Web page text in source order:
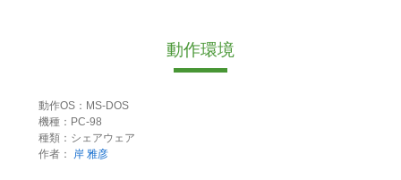
動作環境
動作OS：MS-DOS
機種：PC-98
種類：シェアウェア
作者：
岸 雅彦